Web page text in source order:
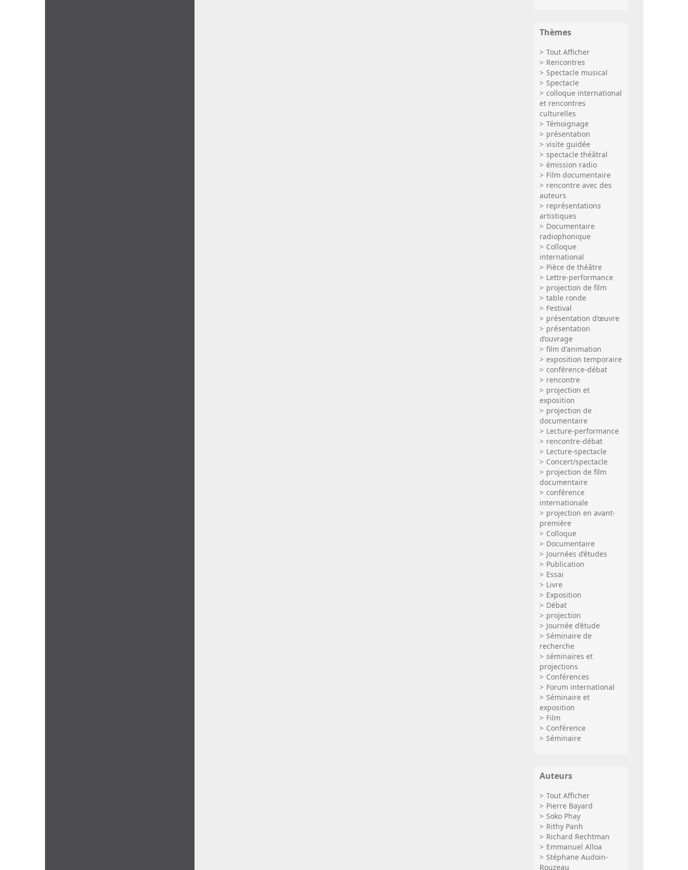
Thèmes
Tout Afficher
Rencontres
Spectacle musical
Spectacle
colloque international
et rencontres
culturelles
Témoignage
présentation
visite guidée
spectacle théâtral
émission radio
Film documentaire
rencontre avec des
auteurs
représentations
artistiques
Documentaire
radiophonique
Colloque
international
Pièce de théâtre
Lettre-performance
projection de film
table ronde
Festival
présentation d’œuvre
présentation
d’ouvrage
film d'animation
exposition temporaire
conférence-débat
rencontre
projection et
exposition
projection de
documentaire
Lecture-performance
rencontre-débat
Lecture-spectacle
Concert/spectacle
projection de film
documentaire
conférence
internationale
projection en avant-
première
Colloque
Documentaire
Journées d’études
Publication
Essai
Livre
Exposition
Débat
projection
Journée d’étude
Séminaire de
recherche
séminaires et
projections
Conférences
Forum international
Séminaire et
exposition
Film
Conférence
Séminaire
Auteurs
Tout Afficher
Pierre Bayard
Soko Phay
Rithy Panh
Richard Rechtman
Emmanuel Alloa
Stéphane Audoin-
Rouzeau